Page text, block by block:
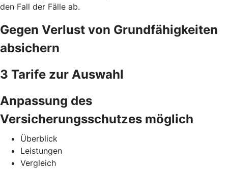
den Fall der Fälle ab.
Gegen Verlust von Grundfähigkeiten
absichern
3 Tarife zur Auswahl
Anpassung des
Versicherungsschutzes möglich
Überblick
Leistungen
Vergleich